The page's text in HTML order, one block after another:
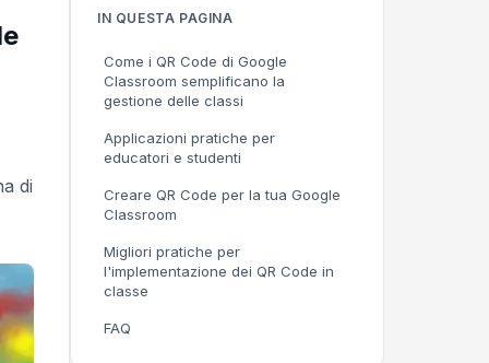
di
IN QUESTA PAGINA
Come i QR Code di Google
Classroom semplificano la
gestione delle classi
Applicazioni pratiche per
educatori e studenti
Creare QR Code per la tua Google
Classroom
Migliori pratiche per
l'implementazione dei QR Code in
classe
FAQ